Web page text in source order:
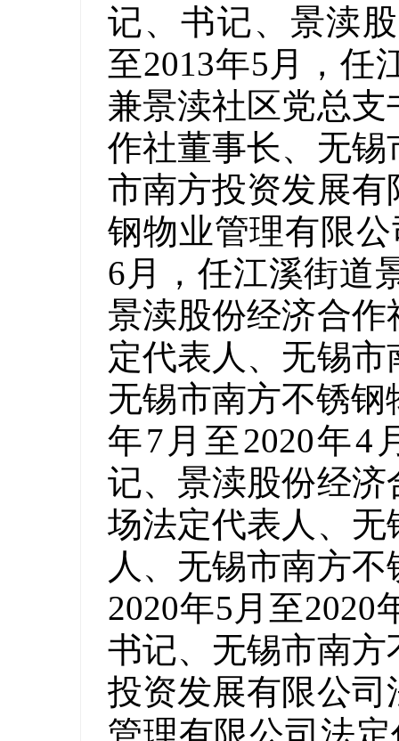
记、书记、景渎
至2013年5月，任
兼景渎社区党总
作社董事长、无
市南方投资发展
钢物业管理有限
6月，任江溪街道
景渎股份经济合
定代表人、无锡
无锡市南方不锈钢
年7月至2020年4
记、景渎股份经
场法定代表人、
人、无锡市南方
2020年5月至
书记、无锡市南
投资发展有限公